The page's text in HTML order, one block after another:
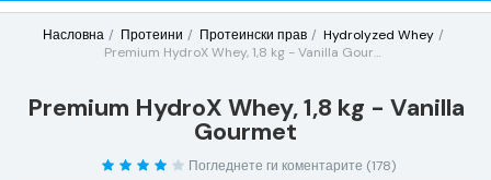
Насловна Протеини Протеински прав
Hydrolyzed Whey
Premium HydroX Whey, 1,8 kg - Vanilla Gourmet
Premium HydroX Whey, 1,8 kg - Vanilla
Gourmet
Погледнете ги коментарите (178)